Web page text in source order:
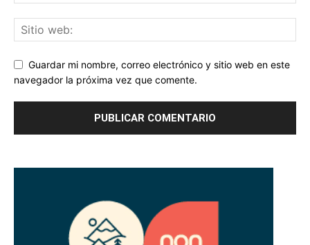
Guardar mi nombre, correo electrónico y sitio web en este
navegador la próxima vez que comente.